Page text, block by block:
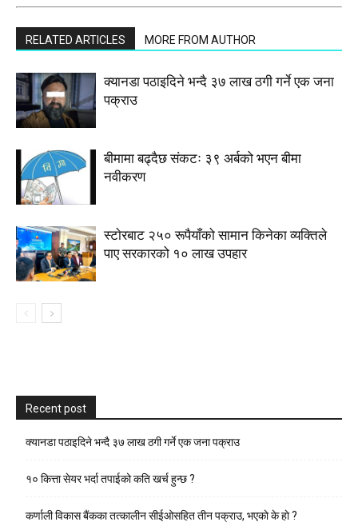
RELATED ARTICLES MORE FROM AUTHOR
क्यानडा पठाइदिने भन्दै ३७ लाख ठगी गर्ने एक जना
पक्राउ
बीमामा बढ्दैछ संकटः ३९ अर्बको भएन बीमा
नवीकरण
स्टाेरबाट २५० रूपैयाँको सामान किनेका व्यक्तिले
पाए सरकारको १० लाख उपहार
Recent post
क्यानडा पठाइदिने भन्दै ३७ लाख ठगी गर्ने एक जना पक्राउ
१० कित्ता सेयर भर्दा तपाईको कति खर्च हुन्छ ?
कर्णाली विकास बैंकका तत्कालीन सीईओसहित तीन पक्राउ, भएकाे के हाे ?